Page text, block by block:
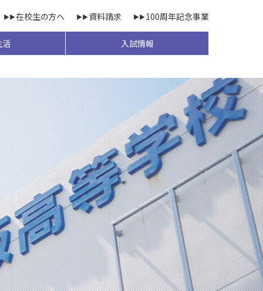
在校生の方へ 資料請求 100周年記念事業
活 入試情報